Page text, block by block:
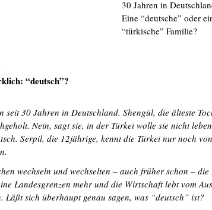
30 Jahren in
Eine “deutsche” oder
“türkische” Familie?
“deutsch”?
seit 30 Jahren in Deutschland. Shengül, die älteste
Nein, sagt sie, in der Türkei wolle sie nicht
Serpil, die 12jährige, kennt die Türkei nur noch
wechseln und wechselten – auch früher schon – die
Landesgrenzen mehr und die Wirtschaft lebt vom
Läßt sich überhaupt genau sagen, was “deutsch” ist?